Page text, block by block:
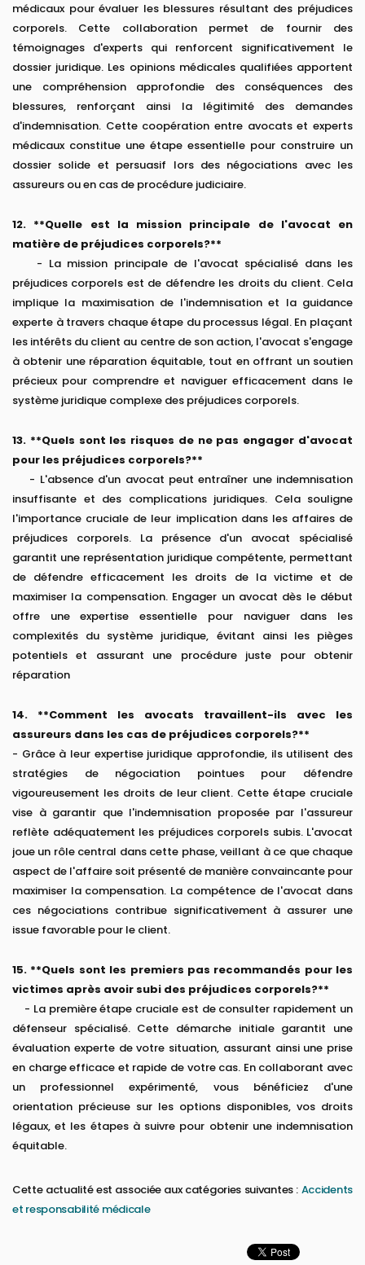
médicaux pour évaluer les blessures résultant des préjudices
corporels. Cette collaboration permet de fournir des
témoignages d'experts qui renforcent significativement le
dossier juridique. Les opinions médicales qualifiées apportent
une compréhension approfondie des conséquences des
blessures, renforçant ainsi la légitimité des demandes
d'indemnisation. Cette coopération entre avocats et experts
médicaux constitue une étape essentielle pour construire un
dossier solide et persuasif lors des négociations avec les
assureurs ou en cas de procédure judiciaire.
12. **Quelle est la mission principale de l'avocat en
matière de préjudices corporels?**
- La mission principale de l'avocat spécialisé dans les
préjudices corporels est de défendre les droits du client. Cela
implique la maximisation de l'indemnisation et la guidance
experte à travers chaque étape du processus légal. En plaçant
les intérêts du client au centre de son action, l'avocat s'engage
à obtenir une réparation équitable, tout en offrant un soutien
précieux pour comprendre et naviguer efficacement dans le
système juridique complexe des préjudices corporels.
13. **Quels sont les risques de ne pas engager d'avocat
pour les préjudices corporels?**
- L'absence d'un avocat peut entraîner une indemnisation
insuffisante et des complications juridiques. Cela souligne
l'importance cruciale de leur implication dans les affaires de
préjudices corporels. La présence d'un avocat spécialisé
garantit une représentation juridique compétente, permettant
de défendre efficacement les droits de la victime et de
maximiser la compensation. Engager un avocat dès le début
offre une expertise essentielle pour naviguer dans les
complexités du système juridique, évitant ainsi les pièges
potentiels et assurant une procédure juste pour obtenir
réparation
14. **Comment les avocats travaillent-ils avec les
assureurs dans les cas de préjudices corporels?**
- Grâce à leur expertise juridique approfondie, ils utilisent des
stratégies de négociation pointues pour défendre
vigoureusement les droits de leur client. Cette étape cruciale
vise à garantir que l'indemnisation proposée par l'assureur
reflète adéquatement les préjudices corporels subis. L'avocat
joue un rôle central dans cette phase, veillant à ce que chaque
aspect de l'affaire soit présenté de manière convaincante pour
maximiser la compensation. La compétence de l'avocat dans
ces négociations contribue significativement à assurer une
issue favorable pour le client.
15. **Quels sont les premiers pas recommandés pour les
victimes après avoir subi des préjudices corporels?**
- La première étape cruciale est de consulter rapidement un
défenseur spécialisé. Cette démarche initiale garantit une
évaluation experte de votre situation, assurant ainsi une prise
en charge efficace et rapide de votre cas. En collaborant avec
un professionnel expérimenté, vous bénéficiez d'une
orientation précieuse sur les options disponibles, vos droits
légaux, et les étapes à suivre pour obtenir une indemnisation
équitable.
Cette actualité est associée aux catégories suivantes : Accidents
et responsabilité médicale